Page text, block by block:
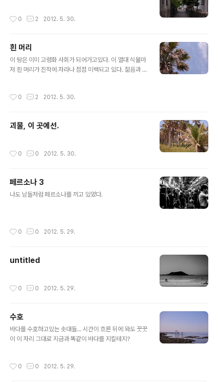
0 2 2012. 5. 30.
흰 머리
이 땅은 이미 고령화 사회가 되어가고있다. 이 열대 식물마
저 흰 머리가 진작에 자라나 점점 미백되고 있다. 젊음과 늙
데... 우리들 인간은 자연에게서 배우는 점이 수없이 많다.
0 2 2012. 5. 30.
괴물, 이 곳에선.
0 0 2012. 5. 30.
페르소나 3
나도 남들처럼 페르소나를 끼고 있었다.
0 0 2012. 5. 29.
untitled
0 0 2012. 5. 29.
수호
바다를 수호하고있는 솟대들... 시간이 흐른 뒤에 와도 꿋꿋
이 이 자리 그대로 지금과 똑같이 바다를 지킬테지?
0 0 2012. 5. 29.